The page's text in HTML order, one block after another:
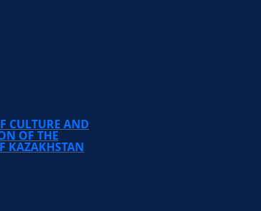
CULTURE AND
OF THE
KAZAKHSTAN